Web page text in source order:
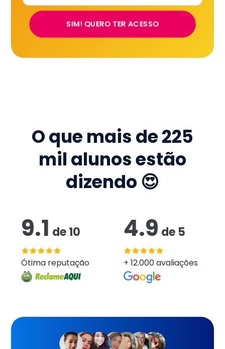
SIM! QUERO TER ACESSO
O que mais de225
mil alunos estão
dizendo 😍
9.1 de10
Ótima reputação
4.9 de 5
+ 12.000 avaliações